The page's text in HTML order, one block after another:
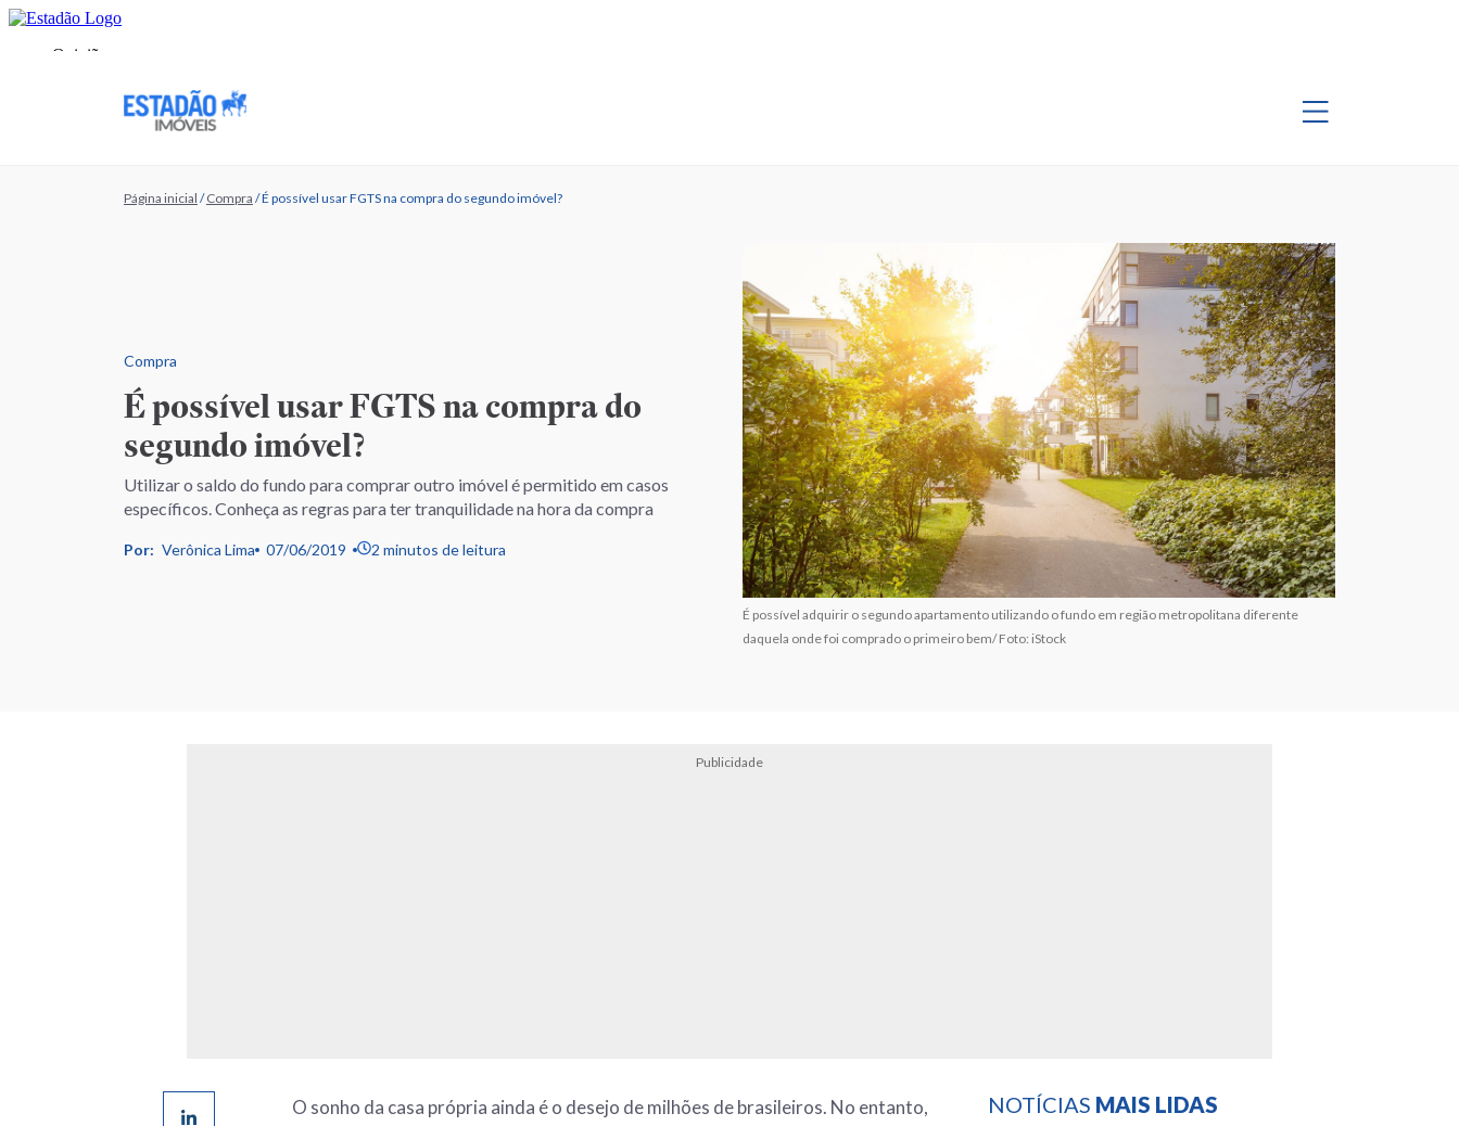
Página inicial /Compra /É possível usar FGTS na compra do segundo imóvel?
Compra
É possível usar FGTS na compra do
segundo imóvel?
Utilizar o saldo do fundo para comprar outro imóvel é permitido em casos
específicos. Conheça as regras para ter tranquilidade na hora da compra
Por: Verônica Lima 07/06/2019 2 minutos de leitura
É possível adquirir o segundo apartamento utilizando o fundo em região metropolitana diferente
daquela onde foi comprado o primeiro bem/ Foto: iStock
Publicidade
O sonho da casa própria ainda é o desejo de milhões de brasileiros. No entanto,
NOTÍCIAS MAIS LIDAS